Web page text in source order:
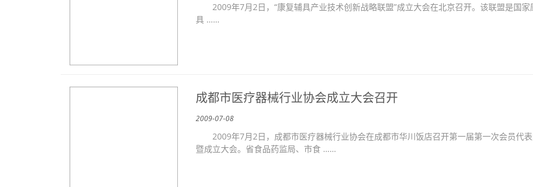
2009年7月2日，“康复辅具产业技术创新战略联盟”成立大会在北京召开。该联盟是国家
具 ……
成都市医疗器械行业协会成立大会召开
2009-07-08
2009年7月2日，成都市医疗器械行业协会在成都市华川饭店召开第一届第一次会员代
暨成立大会。省食品药监局、市食 ……